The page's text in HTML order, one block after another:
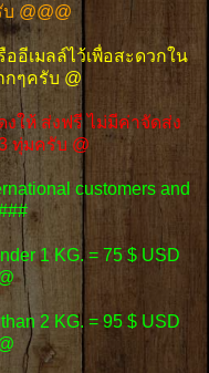
@@@
อีเมลล์ไว้เพื่อสะดวกใน
ๆครับ @
ให้ ส่งฟรี ไม่มีค่าจัดส่ง
ทุ่มครับ @
customers and
1 KG. = 75 $ USD
2 KG. = 95 $ USD